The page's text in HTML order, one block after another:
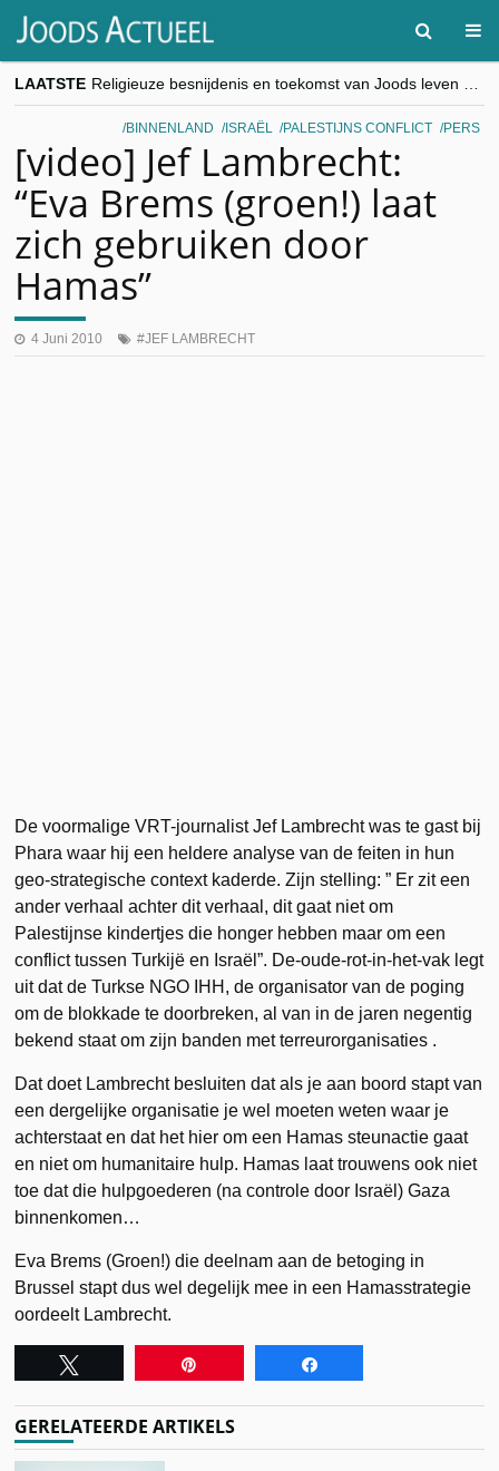
LAATSTE
“Besnijdenisdebat toont hoe moeilijk seculiere Westen minderheden begrijpt”, Jinnih Beels (Vooruit)
CITYTRIP | ROEMENIË – Boekarest: de verrassing van Oost-Europa
BINNENLAND ISRAËL PALESTIJNS CONFLICT PERS
[video] Jef Lambrecht:
“Eva Brems (groen!) laat
zich gebruiken door
Hamas”
4 Juni 2010 JEF LAMBRECHT
De voormalige VRT-journalist Jef Lambrecht was te gast bij
Phara waar hij een heldere analyse van de feiten in hun
geo-strategische context kaderde. Zijn stelling: ” Er zit een
ander verhaal achter dit verhaal, dit gaat niet om
Palestijnse kindertjes die honger hebben maar om een
conflict tussen Turkijë en Israël”. De-oude-rot-in-het-vak legt
uit dat de Turkse NGO IHH, de organisator van de poging
om de blokkade te doorbreken, al van in de jaren negentig
bekend staat om zijn banden met terreurorganisaties .
Dat doet Lambrecht besluiten dat als je aan boord stapt van
een dergelijke organisatie je wel moeten weten waar je
achterstaat en dat het hier om een Hamas steunactie gaat
en niet om humanitaire hulp. Hamas laat trouwens ook niet
toe dat die hulpgoederen (na controle door Israël) Gaza
binnenkomen…
Eva Brems (Groen!) die deelnam aan de betoging in
Brussel stapt dus wel degelijk mee in een Hamasstrategie
oordeelt Lambrecht.
GERELATEERDE ARTIKELS